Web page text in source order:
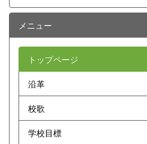
メニュー
トップページ
沿革
校歌
学校目標